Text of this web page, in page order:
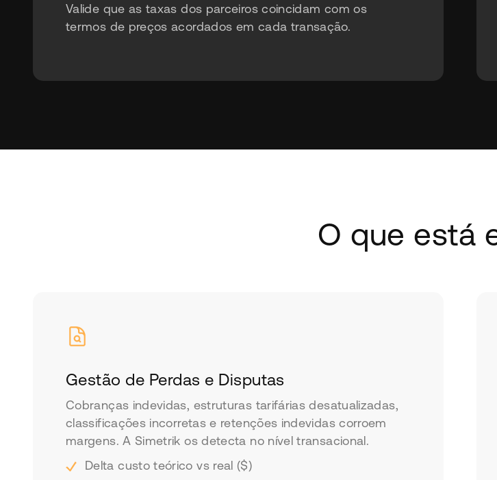
Valide que as taxas dos parceiros coincidam com os
termos de preços acordados em cada transação.
O que está
Gestão de Perdas e Disputas
Cobranças indevidas, estruturas tarifárias desatualizadas,
classificações incorretas e retenções indevidas corroem
margens. A Simetrik os detecta no nível transacional.
Delta custo teórico vs real ($)